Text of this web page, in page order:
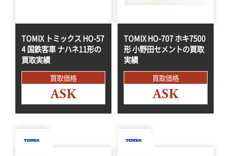
TOMIX トミックス HO-57
4 国鉄客車 ナハネ11形の
買取実績
買取価格
ASK
TOMIX HO-707 ホキ7500
形 小野田セメントの買取
実績
買取価格
ASK